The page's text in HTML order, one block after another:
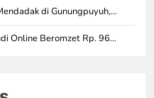
di Gunungpuyuh,…
Online Beromzet Rp. 96…